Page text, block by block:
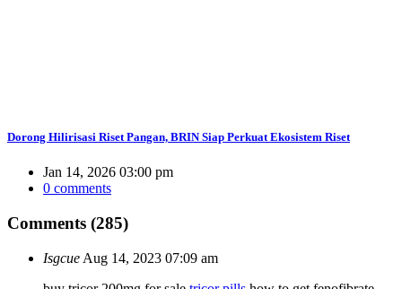
Dorong Hilirisasi Riset Pangan, BRIN Siap Perkuat Ekosistem Riset
Jan 14, 2026 03:00 pm
0 comments
Comments (285)
Isgcue Aug 14, 2023 07:09 am